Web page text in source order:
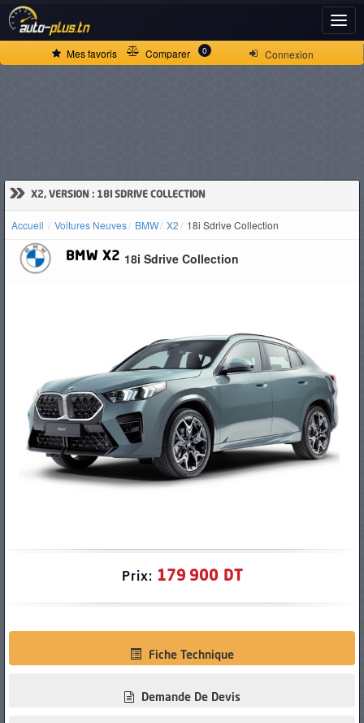
Connexion
Mes favoris Comparer 0
» X2, VERSION : 18I SDRIVE COLLECTION
Accueil Voitures Neuves BMW X2 18i Sdrive Collection
BMW X2 18i Sdrive Collection
Prix: 179 900 DT
Fiche Technique
Demande De Devis
ACCUEIL
D'OCCASION
PNEUS